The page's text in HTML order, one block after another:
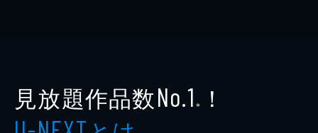
見放題作品数No.1 ※ ！